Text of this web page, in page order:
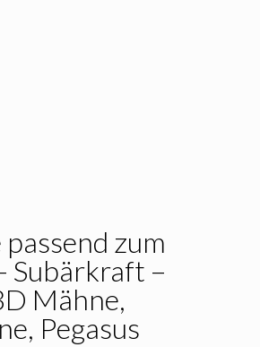
zum
Subärkraft –
Mähne,
Pegasus